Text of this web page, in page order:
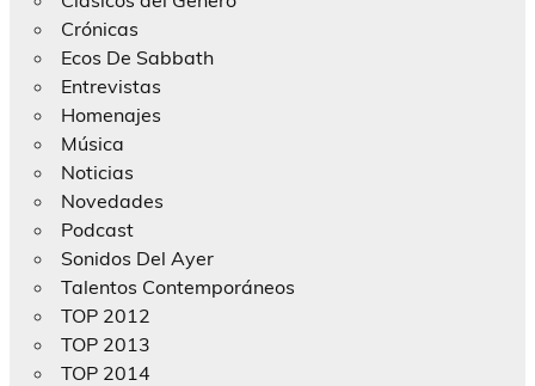
Crónicas
Ecos De Sabbath
Entrevistas
Homenajes
Música
Noticias
Novedades
Podcast
Sonidos Del Ayer
Talentos Contemporáneos
TOP 2012
TOP 2013
TOP 2014